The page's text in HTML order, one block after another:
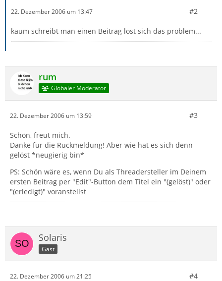
22. Dezember 2006 um 13:47 #2
kaum schreibt man einen Beitrag löst sich das problem...
rum
Globaler Moderator
22. Dezember 2006 um 13:59 #3
Schön, freut mich.
Danke für die Rückmeldung! Aber wie hat es sich denn
gelöst *neugierig bin*
PS: Schön wäre es, wenn Du als Threadersteller im Deinem
ersten Beitrag per "Edit"-Button dem Titel ein "(gelöst)" oder
"(erledigt)" voranstellst
Solaris
Gast
22. Dezember 2006 um 21:25 #4